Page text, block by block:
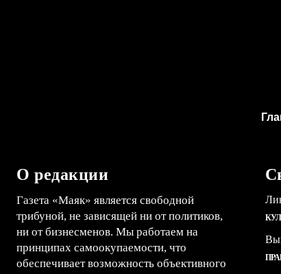
О редакции
Газета «Маяк» является свободной
трибуной, не зависящей ни от политиков,
ни от бизнесменов. Мы работаем на
принципах самоокупаемости, что
обеспечивает возможность объективного